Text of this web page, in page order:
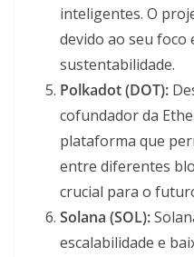
inteligentes. O
devido ao seu foco
sustentabilidade.
Polkadot (DOT):
cofundador da
plataforma que
entre diferentes
crucial para o
Solana (SOL):
escalabilidade e